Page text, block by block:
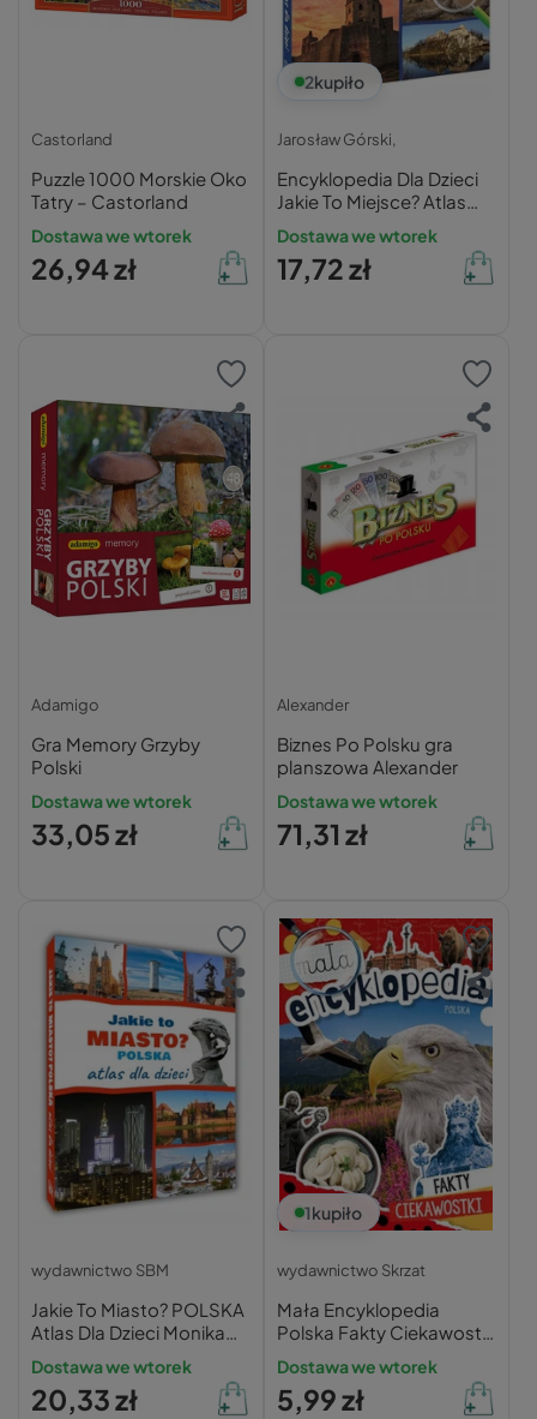
Castorland
Puzzle 1000 Morskie Oko
Tatry – Castorland
Dostawa we wtorek
26,94 zł
2kupiło
Jarosław Górski,
Encyklopedia Dla Dzieci
Jakie To Miejsce? Atlas
Nagrody SBM (TW)
Dostawa we wtorek
17,72 zł
Adamigo
Gra Memory Grzyby
Polski
Dostawa we wtorek
33,05 zł
Alexander
Biznes Po Polsku gra
planszowa Alexander
Dostawa we wtorek
71,31 zł
wydawnictwo SBM
Jakie To Miasto? POLSKA
Atlas Dla Dzieci Monika
Płóciennik 9+ SBM
Dostawa we wtorek
20,33 zł
1kupiło
wydawnictwo Skrzat
Mała Encyklopedia
Polska Fakty Ciekawostki
Sabina Grabias 5+ Skrzat
Dostawa we wtorek
5,99 zł